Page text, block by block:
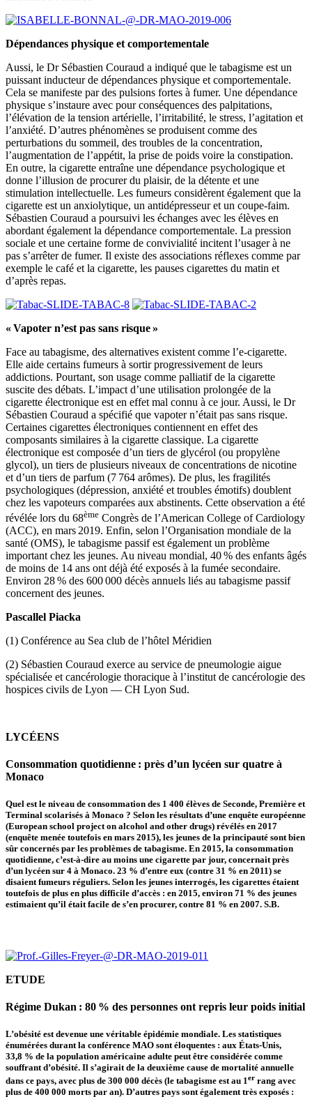
Dépendances physique et comportementale
Aussi, le Dr Sébastien Couraud a indiqué que le tabagisme est un
puissant inducteur de dépendances physique et comportementale.
Cela se manifeste par des pulsions fortes à fumer. Une dépendance
physique s’instaure avec pour conséquences des palpitations,
l’élévation de la tension artérielle, l’irritabilité, le stress, l’agitation et
l’anxiété. D’autres phénomènes se produisent comme des
perturbations du sommeil, des troubles de la concentration,
l’augmentation de l’appétit, la prise de poids voire la constipation.
En outre, la cigarette entraîne une dépendance psychologique et
donne l’illusion de procurer du plaisir, de la détente et une
stimulation intellectuelle. Les fumeurs considèrent également que la
cigarette est un anxiolytique, un antidépresseur et un coupe-faim.
Sébastien Couraud a poursuivi les échanges avec les élèves en
abordant également la dépendance comportementale. La pression
sociale et une certaine forme de convivialité incitent l’usager à ne
pas s’arrêter de fumer. Il existe des associations réflexes comme par
exemple le café et la cigarette, les pauses cigarettes du matin et
d’après repas.
« Vapoter n’est pas sans risque »
Face au tabagisme, des alternatives existent comme l’e-cigarette.
Elle aide certains fumeurs à sortir progressivement de leurs
addictions. Pourtant, son usage comme palliatif de la cigarette
suscite des débats. L’impact d’une utilisation prolongée de la
cigarette électronique est en effet mal connu à ce jour. Aussi, le Dr
Sébastien Couraud a spécifié que vapoter n’était pas sans risque.
Certaines cigarettes électroniques contiennent en effet des
composants similaires à la cigarette classique. La cigarette
électronique est composée d’un tiers de glycérol (ou propylène
glycol), un tiers de plusieurs niveaux de concentrations de nicotine
et d’un tiers de parfum (7 764 arômes). De plus, les fragilités
psychologiques (dépression, anxiété et troubles émotifs) doublent
chez les vapoteurs comparées aux abstinents. Cette observation a été
révélée lors du 68ème Congrès de l’American College of Cardiology
(ACC), en mars 2019. Enfin, selon l’Organisation mondiale de la
santé (OMS), le tabagisme passif est également un problème
important chez les jeunes. Au niveau mondial, 40 % des enfants âgés
de moins de 14 ans ont déjà été exposés à la fumée secondaire.
Environ 28 % des 600 000 décès annuels liés au tabagisme passif
concernent des jeunes.
Pascallel Piacka
(1) Conférence au Sea club de l’hôtel Méridien
(2) Sébastien Couraud exerce au service de pneumologie aigue
spécialisée et cancérologie thoracique à l’institut de cancérologie des
hospices civils de Lyon — CH Lyon Sud.
LYCÉENS
Consommation quotidienne : près d’un lycéen sur quatre à
Monaco
Quel est le niveau de consommation des 1 400 élèves de Seconde, Première et
Terminal scolarisés à Monaco ? Selon les résultats d’une enquête européenne
(European school project on alcohol and other drugs) révélés en 2017
(enquête menée toutefois en mars 2015), les jeunes de la principauté sont bien
sûr concernés par les problèmes de tabagisme. En 2015, la consommation
quotidienne, c’est-à-dire au moins une cigarette par jour, concernait près
d’un lycéen sur 4 à Monaco. 23 % d’entre eux (contre 31 % en 2011) se
disaient fumeurs réguliers. Selon les jeunes interrogés, les cigarettes étaient
toutefois de plus en plus difficile d’accès : en 2015, environ 71 % des jeunes
estimaient qu’il était facile de s’en procurer, contre 81 % en 2007. S.B.
ETUDE
Régime Dukan : 80 % des personnes ont repris leur poids initial
L’obésité est devenue une véritable épidémie mondiale. Les statistiques
énumérées durant la conférence MAO sont éloquentes : aux États-Unis,
33,8 % de la population américaine adulte peut être considérée comme
souffrant d’obésité. Il s’agirait de la deuxième cause de mortalité annuelle
dans ce pays, avec plus de 300 000 décès (le tabagisme est au 1er rang avec
plus de 400 000 morts par an). D’autres pays sont également très exposés :